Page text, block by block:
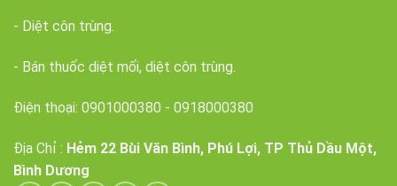
- Diệt côn trùng.
- Bán thuốc diệt mối, diệt côn trùng.
Điện thoại: 0901000380 - 0918000380
Địa Chỉ : Hẻm 22 Bùi Văn Bình, Phú Lợi, TP Thủ Dầu Một,
Bình Dương